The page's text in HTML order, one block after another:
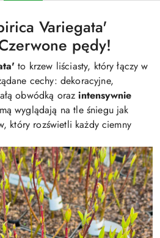
Variegata'
pędy!
to krzew liściasty, który łączy w
cechy: dekoracyjne,
obwódką orazintensywnie
wyglądają na tle śniegu jak
który rozświetli każdy ciemny